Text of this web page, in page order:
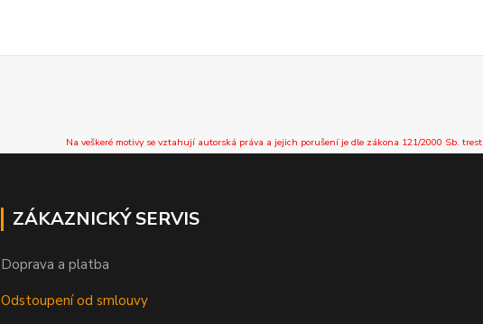
Na veškeré motivy se vztahují autorská práva a jejich porušení je dle zákona 121/2000 Sb.
ZÁKAZNICKÝ SERVIS
Doprava a platba
Odstoupení od smlouvy